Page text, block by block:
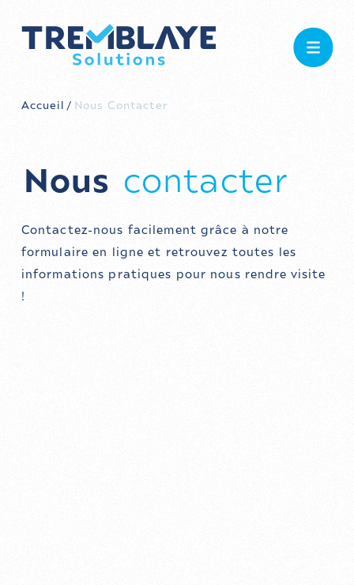
Aller au contenu principal
NOS SOLUTIONS
ACTUALITÉS
NOUS REJOINDRE
Accueil / Nous Contacter
Nous contacter
Contactez-nous facilement grâce à notre
formulaire en ligne et retrouvez toutes les
informations pratiques pour nous rendre visite
!